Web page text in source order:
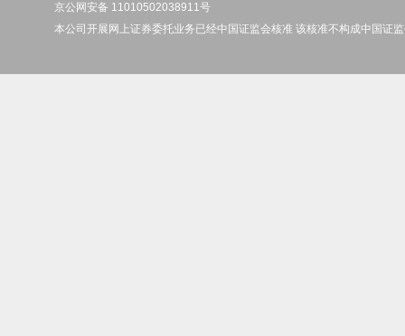
京公网安备 11010502038911号
本公司开展网上证券委托业务已经中国证监会核准 该核准不构成中国证